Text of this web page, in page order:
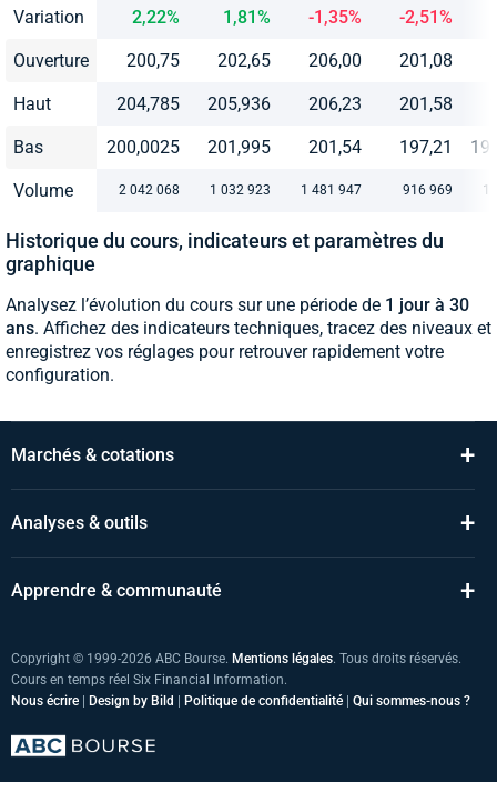
Variation 2,22% 1,81% -1,35% -2,51%
Ouverture 200,75 202,65 206,00 201,08
Haut 204,785 205,936 206,23 201,58
Bas 200,0025 201,995 201,54 197,21
Volume 2 042 068 1 032 923 1 481 947 916 969 1
Historique du cours, indicateurs et paramètres du
graphique
Analysez l’évolution du cours sur une période de 1 jour à 30
ans. Affichez des indicateurs techniques, tracez des niveaux et
enregistrez vos réglages pour retrouver rapidement votre
configuration.
Marchés & cotations +
Analyses & outils +
Apprendre & communauté +
Copyright © 1999-2026 ABC Bourse. Mentions légales. Tous droits réservés.
Cours en temps réel Six Financial Information.
Nous écrire
Design by Bild Politique de confidentialité Qui sommes-nous ?